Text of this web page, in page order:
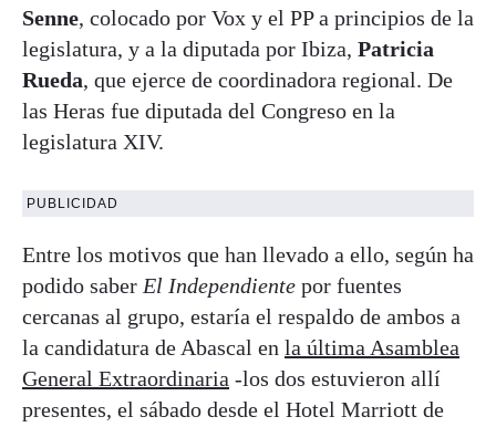
Senne, colocado por Vox y el PP a principios de la
legislatura, y a la diputada por Ibiza, Patricia
Rueda, que ejerce de coordinadora regional. De
las Heras fue diputada del Congreso en la
legislatura XIV.
PUBLICIDAD
Entre los motivos que han llevado a ello, según ha
podido saber El Independiente por fuentes
cercanas al grupo, estaría el respaldo de ambos a
la candidatura de Abascal en la última Asamblea
General Extraordinaria -los dos estuvieron allí
presentes, el sábado desde el Hotel Marriott de